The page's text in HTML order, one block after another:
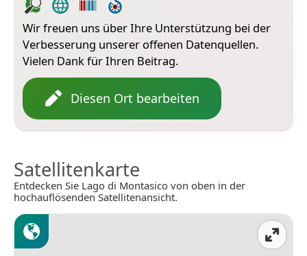
Wir freuen uns über Ihre Unterstützung bei der
Verbesserung unserer offenen Datenquellen.
Vielen Dank für Ihren Beitrag.
Diesen Ort bearbeiten
Satellitenkarte
Entdecken Sie Lago di Montasico von oben in der
hochauflösenden Satellitenansicht.